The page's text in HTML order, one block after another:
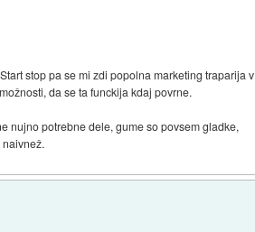
stop pa se mi zdi popolna marketing traparija v
da se ta funckija kdaj povrne.
nujno potrebne dele, gume so povsem gladke,